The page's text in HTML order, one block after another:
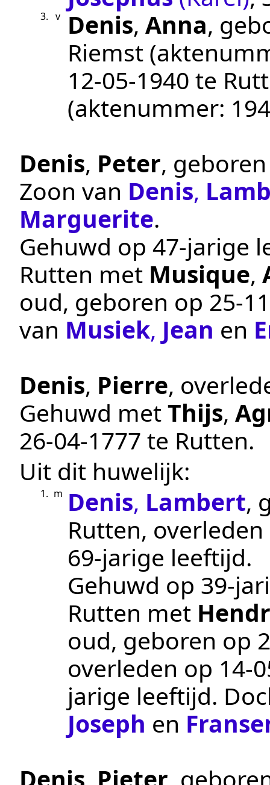
3. v Denis, Anna,
Riemst
12‑05‑1940 te
(aktenummer:
Denis, Peter,
Zoon van Denis,
Marguerite.
Gehuwd op 47-jarige
Rutten met Musique,
oud, geboren op
van Musiek, Jean en
Denis, Pierre,
Gehuwd metThijs,
26‑04‑1777 te Rutten.
Uit dit huwelijk:
1. m Denis, Lambert,
Rutten,
69-jarige leeftijd.
Gehuwd op 39-
Rutten met
oud, geboren op
overleden op
jarige leeftijd.
Joseph en